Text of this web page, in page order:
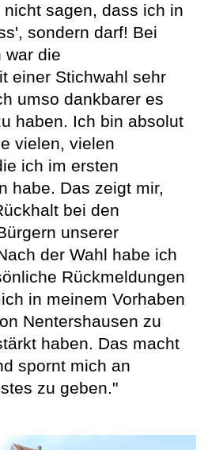
nicht sagen, dass ich in
sondern darf! Bei
war die
einer Stichwahl sehr
umso dankbarer es
haben. Ich bin absolut
vielen, vielen
ich im ersten
habe. Das zeigt mir,
bei den
unserer
der Wahl habe ich
Rückmeldungen
in meinem Vorhaben
Nentershausen zu
haben. Das macht
spornt mich an
zu geben."